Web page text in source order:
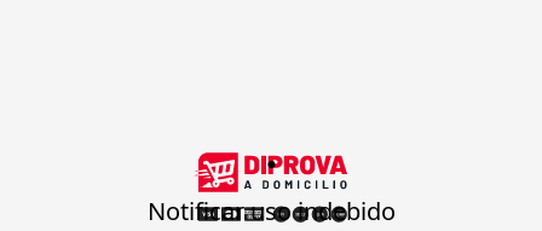
.
Notificar uso indebido